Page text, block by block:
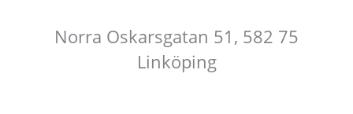
Norra Oskarsgatan 51, 582 75
Linköping